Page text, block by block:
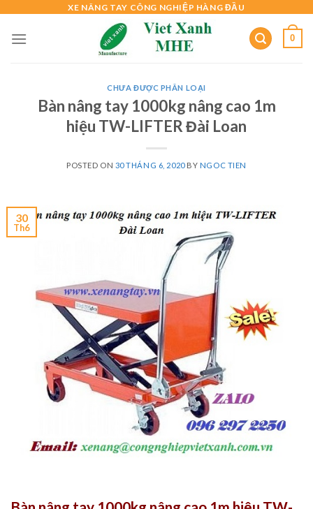
content
XE NÂNG TAY CÔNG NGHIỆP HÀNG ĐẦU
0
CHƯA ĐƯỢC PHÂN LOẠI
Bàn nâng tay 1000kg nâng cao 1m
hiệu TW-LIFTER Đài Loan
POSTED ON 30 THÁNG 6, 2020BY NGOC TIEN
30
Th6